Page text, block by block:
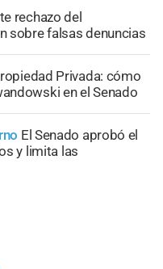
rechazo del
sobre falsas denuncias
Privada: cómo
en el Senado
El Senado aprobó el
y limita las